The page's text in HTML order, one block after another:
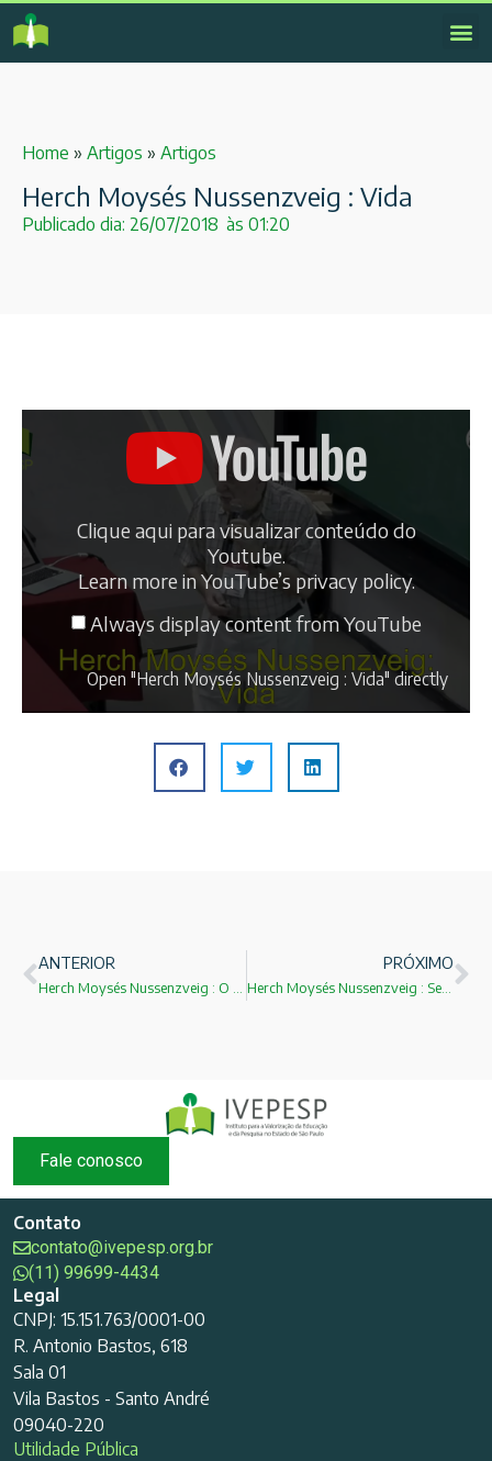
Home » Artigos » Artigos
Herch Moysés Nussenzveig : Vida
Publicado dia: 26/07/2018 às 01:20
Clique aqui para visualizar conteúdo do
Youtube.
Learn more in YouTube’s privacy policy.
Always display content from YouTube
Open "Herch Moysés Nussenzveig : Vida" directly
ANTERIOR PRÓXIMO
Herch Moysés Nussenzveig : Segunda Lei da Termodinâmica e Entropia
Fale conosco
Contato
contato@ivepesp.org.br
(11) 99699-4434
Legal
CNPJ: 15.151.763/0001-00
R. Antonio Bastos, 618
Sala 01
Vila Bastos - Santo André
09040-220
Utilidade Pública